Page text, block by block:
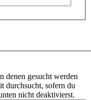
denen gesucht werden
durchsucht, sofern du
nicht deaktivierst.